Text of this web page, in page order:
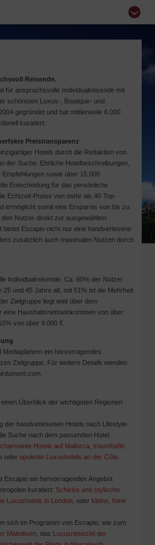
Reisende.
für anspruchsvolle Individualreisende mit
schönsten Luxus-, Boutique- und
gegründet und hat mittlerweile 6.000
kuratiert.
Preistransparenz
Hotels durch die Redaktion von
der Suche. Ehrliche Hotelbeschreibungen,
sowie über 15.000
Entscheidung für das persönliche
Echtzeit-Preise von mehr als 40 Top-
ermöglicht somit eine Ersparnis von bis zu
Nutzer direkt zur ausgewählten
bietet Escapio nicht nur eine handverlesene
zusätzlich auch maximalen Nutzen durch
Individualreisende. Ca. 60% der Nutzer
und 45 Jahre alt, mit 51% ist die Mehrheit
Zielgruppe liegt weit über dem
Haushaltsnettoeinkommen von über
von über 9.000 €.
ein hervorragendes
Zielgruppe. Für weitere Details wenden
Überblick der wichtigsten Regionen
der handverlesenen Hotels nach Lifestyle-
Suche nach dem passenden Hotel.
charmante Hotels auf Mallorca, traumhafte
oder opulente Luxushotels an der Côte
Escapio ein hervorragendes Angebot
kuratiert: Schicke und stylische
Luxushotels in London, oder kleine, feine
sich im Programm von Escapio, wie zum
Malediven, das Luxusreiseziel der